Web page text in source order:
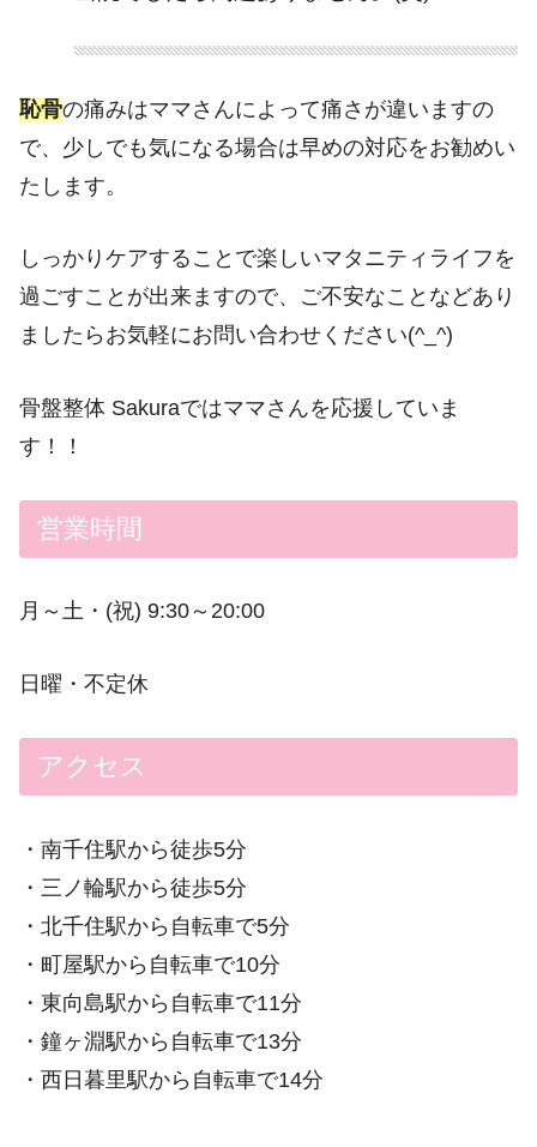
恥骨の痛みはママさんによって痛さが違いますの
で、少しでも気になる場合は早めの対応をお勧めい
たします。
しっかりケアすることで楽しいマタニティライフを
過ごすことが出来ますので、ご不安なことなどあり
ましたらお気軽にお問い合わせください(^_^)
骨盤整体 Sakuraではママさんを応援していま
す！！
営業時間
月～土・(祝) 9:30～20:00
日曜・不定休
アクセス
・南千住駅から徒歩5分
・三ノ輪駅から徒歩5分
・北千住駅から自転車で5分
・町屋駅から自転車で10分
・東向島駅から自転車で11分
・鐘ヶ淵駅から自転車で13分
・西日暮里駅から自転車で14分